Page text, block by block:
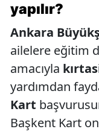
yapılır?
Ankara
ailelere eğitim
amacıyla
yardımdan
Kart
Başkent Kart